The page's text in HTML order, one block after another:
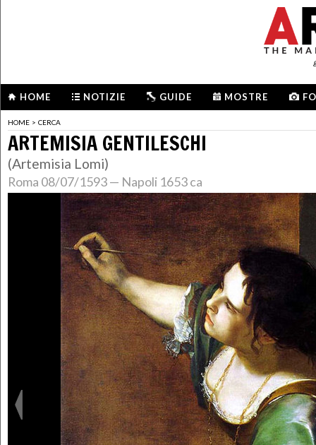
HOME NOTIZIE GUIDE MOSTRE
HOME > CERCA
ARTEMISIA GENTILESCHI
(Artemisia Lomi)
Roma 08/07/1593 — Napoli 1653 ca